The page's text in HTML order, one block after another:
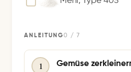
ANLEITUNG0 / 7
1
Gemüse